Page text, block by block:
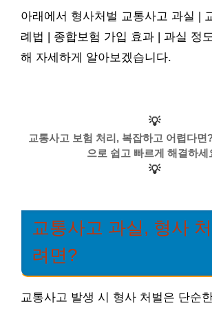
아래에서 형사처벌 교통사고 과실 |
례법 | 종합보험 가입 효과 | 과실 정
해 자세하게 알아보겠습니다.
💡
교통사고 보험 처리, 복잡하고 어렵다면
으로 쉽고 빠르게 해결하세
💡
교통사고 과실, 형사
려면?
교통사고 발생 시 형사 처벌은 단순